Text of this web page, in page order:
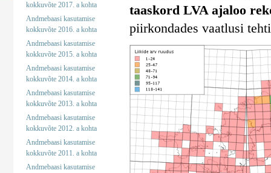
kokkuvõte 2017. a kohta
Andmebaasi kasutamise
kokkuvõte 2016. a kohta
Andmebaasi kasutamise
kokkuvõte 2015. a kohta
Andmebaasi kasutamise
kokkuvõte 2014. a kohta
Andmebaasi kasutamise
kokkuvõte 2013. a kohta
Andmebaasi kasutamise
kokkuvõte 2012. a kohta
Andmebaasi kasutamise
kokkuvõte 2011. a kohta
Andmebaasi kasutamise
taaskord LVA ajaloo
piirkondades vaatlusi